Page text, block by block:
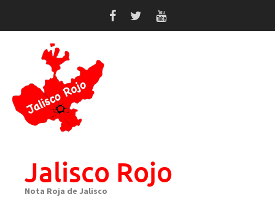
Jalisco Rojo
Nota Roja de Jalisco